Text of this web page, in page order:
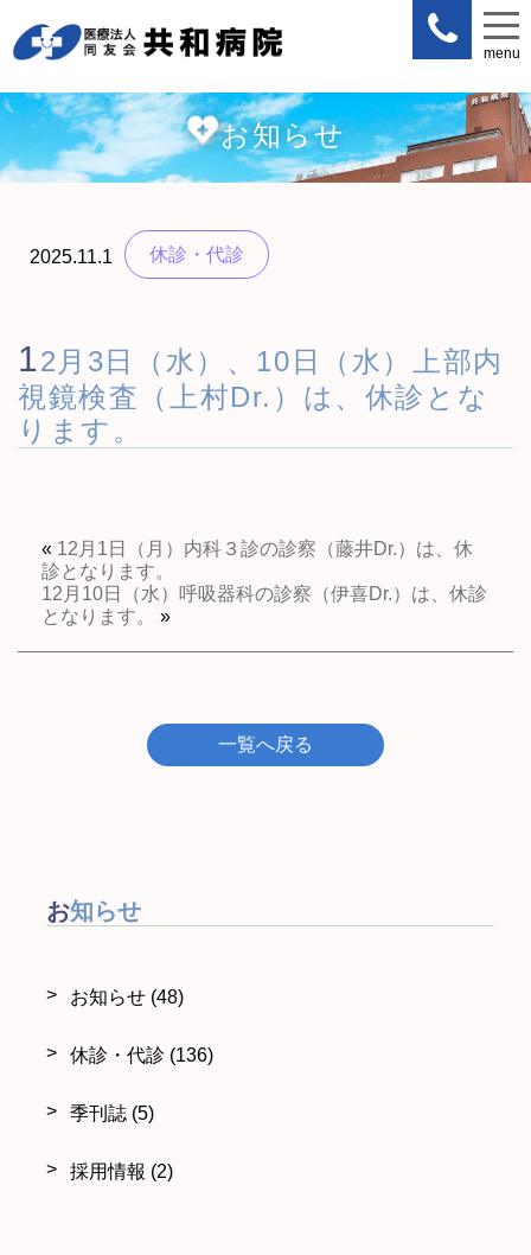
menu
お知らせ
お知らせ
お知らせ (48)
休診・代診 (136)
季刊誌 (5)
採用情報 (2)
2025.11.1 休診・代診
12月3日（水）、10日（水）上部内
視鏡検査（上村Dr.）は、休診とな
ります。
« 12月1日（月）内科３診の診察（藤井Dr.）は、休
診となります。
12月10日（水）呼吸器科の診察（伊喜Dr.）は、休診
となります。
»
一覧へ戻る